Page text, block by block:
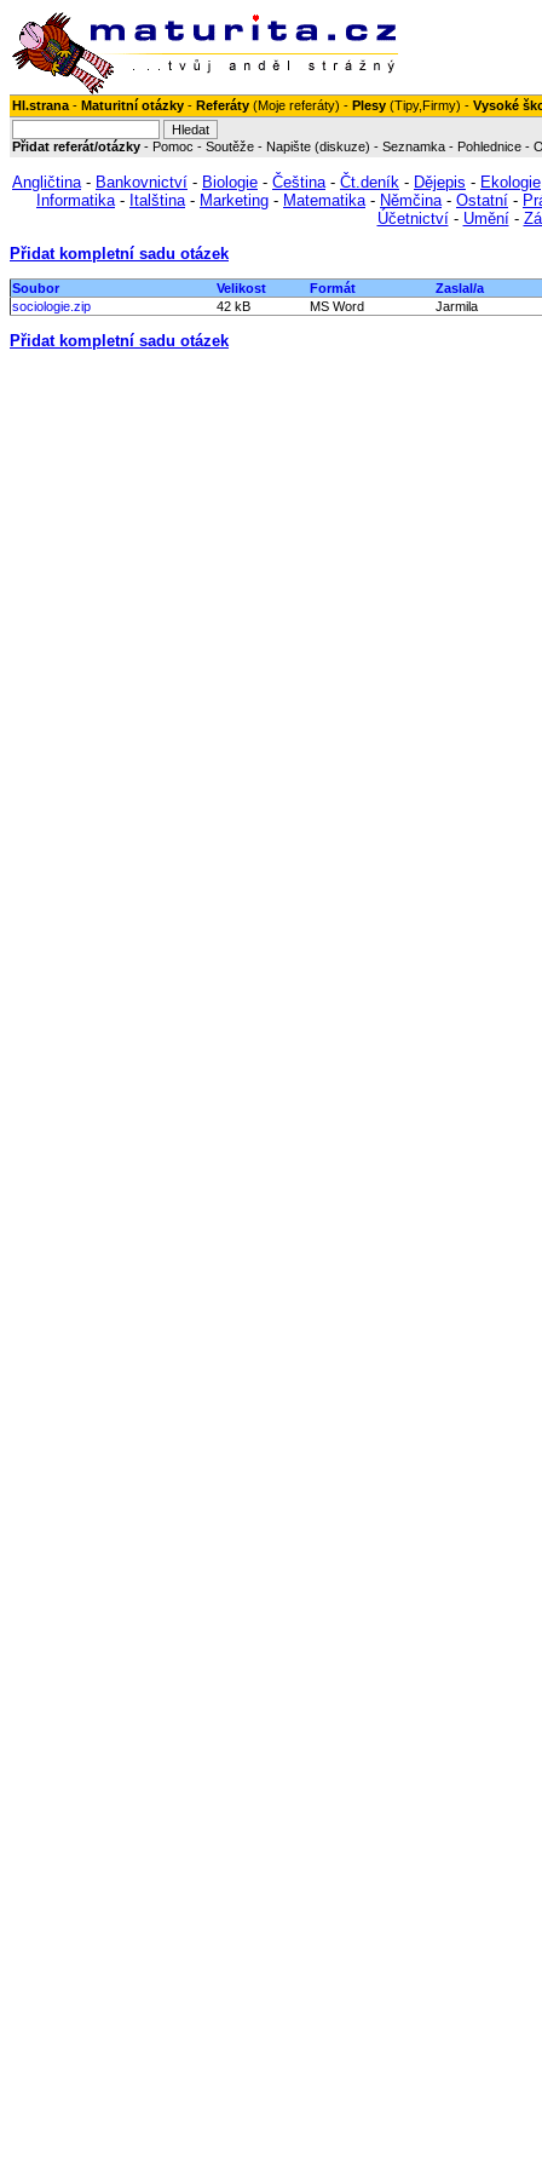
Hl.strana - Maturitní otázky - Referáty (Moje referáty) - Plesy (Tipy,Firmy) - Vysoké
Přidat referát/otázky - Pomoc - Soutěže - Napište (diskuze) - Seznamka - Pohlednice -
Angličtina- Bankovnictví - Biologie - Čeština- Čt.deník - Dějepis - Ekologie
Informatika- Italština- Marketing - Matematika- Němčina- Ostatní -
Účetnictví- Umění-
Přidat kompletní sadu otázek
Soubor Velikost Formát
Zaslal/a
sociologie.zip
42 kB MS Word Jarmila
Přidat kompletní sadu otázek